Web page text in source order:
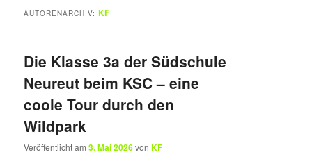
AUTORENARCHIV: KF
Die Klasse 3a der Südschule
Neureut beim KSC – eine
coole Tour durch den
Wildpark
Veröffentlicht am3. Mai 2026vonKF